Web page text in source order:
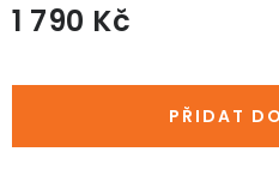
1 790 Kč
PŘIDAT